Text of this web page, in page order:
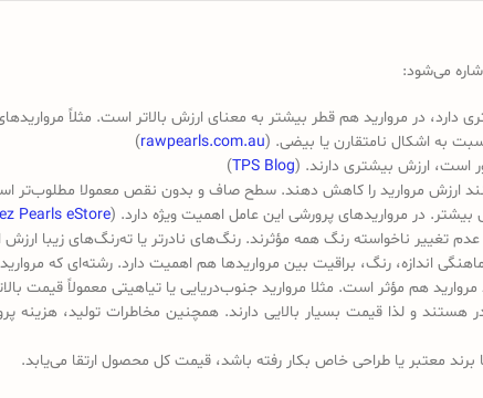
می‌شود:
هم قطر بیشتر به معنای ارزش بالاتر است. مثلاً مرواریدهای جنوب‌دریایی با اندازه ۱۲ تا ۱۵
rawpearls.com.au
)
است، ارزش بیشتری دارند. (TPS Blog
)
ارزش مروارید را کاهش دهند. سطح صاف و بدون نقص معمولا مطلوب‌تر
بیشتر. در مرواریدهای پرورشی این عامل اهمیت ویژه دارد. (Pearls eStore
تغییر ناخواسته رنگ همه مؤثرند. رنگ‌های نادرتر یا ته‌رنگ‌های زیبا ارزش
اندازه، رنگ، براقیت بین مرواریدها هم اهمیت دارد. رشته‌ای که
هم مؤثر است. مثلا مروارید جنوب‌دریایی یا تیاهیتی معمولاً قیمت
هستند و لذا قیمت بسیار بالایی دارند. همچنین مخاطرات تولید، هزینه
یا برند معتبر یا طراحی خاص بکار رفته باشد، قیمت کل محصول ارتقا می‌یابد.